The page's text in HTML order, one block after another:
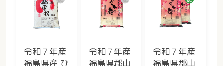
令和７年産
福島県産 ひ
令和７年産
福島県郡山
令和７年産
福島県郡山